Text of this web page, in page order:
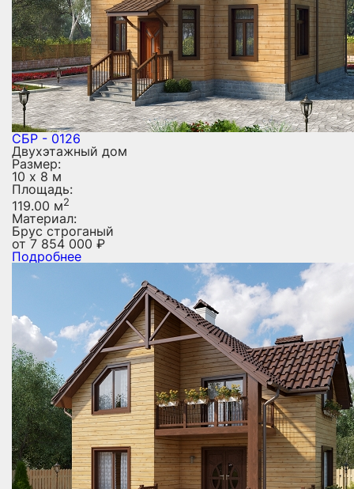
СБР - 0126
Двухэтажный дом
Размер:
10 х 8 м
Площадь:
119.00 м2
Материал:
Брус строганый
от7 854 000 ₽
Подробнее